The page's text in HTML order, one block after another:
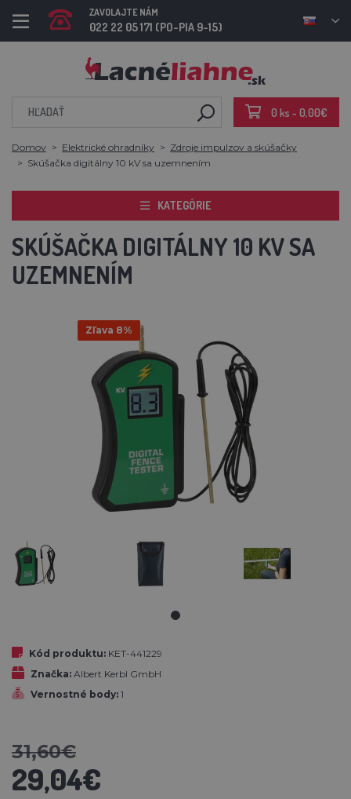
ZAVOLAJTE NÁM
022 22 05 171 (PO-PIA 9-15)
0 ks - 0,00€
Domov Elektrické ohradníky
Zdroje impulzov a skúšačky
Skúšačka digitálny 10 kV sa uzemnením
KATEGÓRIE
SKÚŠAČKA DIGITÁLNY 10 KV SA
UZEMNENÍM
Zľava 8%
Kód produktu: KET-441229
Značka: Albert Kerbl GmbH
Vernostné body: 1
31,60€
29,04€